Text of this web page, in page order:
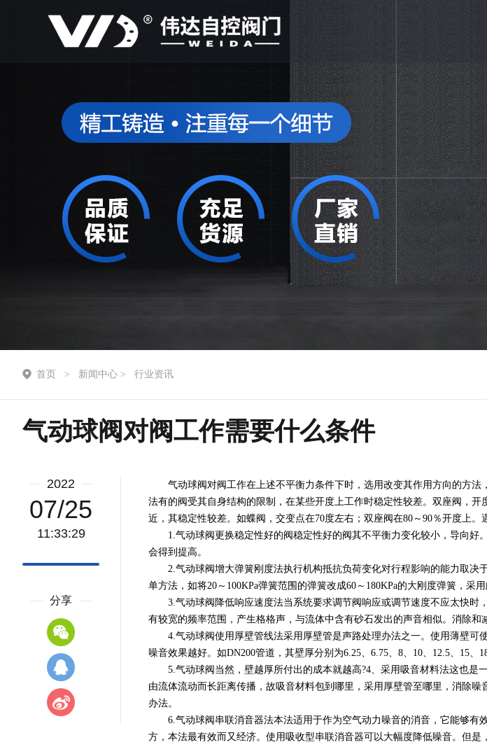
首页 > 新闻中心 > 行业资讯
气动球阀对阀工作需要什么条件
2022
07/25
11:33:29
分享
气动球阀对阀工作在上述不平衡力条件下时，选用改变其作用方向的方法
法有的阀受其自身结构的限制，在某些开度上工作时稳定性较差。双座阀，
近，其稳定性较差。如蝶阀，交变点在70度左右；双座阀在80～90％开度上
1.气动球阀更换稳定性好的阀稳定性好的阀其不平衡力变化较小，导向好
会得到提高。
2.气动球阀增大弹簧刚度法执行机构抵抗负荷变化对行程影响的能力取决
单方法，如将20～100KPa弹簧范围的弹簧改成60～180KPa的大刚度弹簧，采
3.气动球阀降低响应速度法当系统要求调节阀响应或调节速度不应太快时
有较宽的频率范围，产生格格声，与流体中含有砂石发出的声音相似。消除和
4.气动球阀使用厚壁管线法采用厚壁管是声路处理办法之一。使用薄壁可
噪音效果越好。如DN200管道，其壁厚分别为6.25、6.75、8、10、12.5、15、
5.气动球阀当然，壁越厚所付出的成本就越高?4、采用吸音材料法这也是
由流体流动而长距离传播，故吸音材料包到哪里，采用厚壁管至哪里，消除
办法。
6.气动球阀串联消音器法本法适用于作为空气动力噪音的消音，它能够有
方，本法最有效而又经济。使用吸收型串联消音器可以大幅度降低噪音。但